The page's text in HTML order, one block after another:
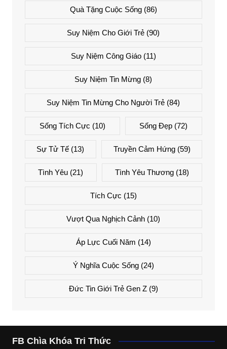
Quà Tặng Cuộc Sống(86)
Suy Niệm Cho Giới Trẻ (90)
Suy Niệm Công Giáo(11)
Suy Niệm Tin Mừng (8)
Suy Niệm Tin Mừng Cho Người Trẻ (84)
Sống Tích Cực (10) Sống Đẹp (72)
Sự Tử Tế (13) Truyền Cảm Hứng(59)
Tình Yêu (21) Tình Yêu Thương(18)
Tích Cực (15)
Vượt Qua Nghịch Cảnh (10)
Áp Lực Cuối Năm (14)
Ý Nghĩa Cuộc Sống(24)
Đức Tin Giới Trẻ Gen Z(9)
FB Chìa Khóa Tri Thức